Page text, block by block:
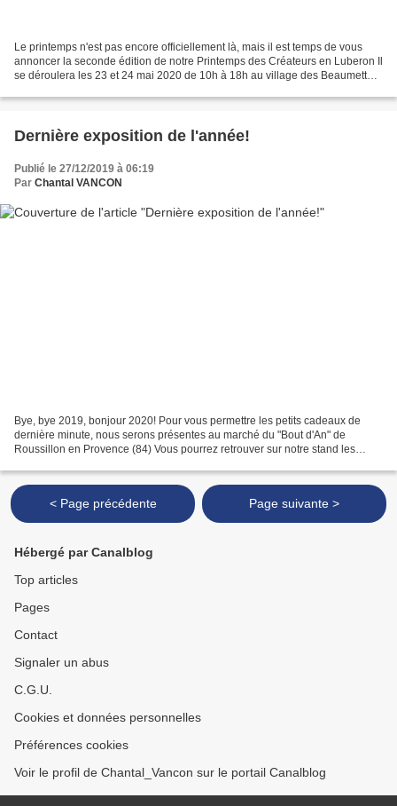
Le printemps n'est pas encore officiellement là, mais il est temps de vous
annoncer la seconde édition de notre Printemps des Créateurs en Luberon Il
se déroulera les 23 et 24 mai 2020 de 10h à 18h au village des Beaumettes
Dernière exposition de l'année!
Publié le 27/12/2019 à 06:19
Par Chantal VANCON
Bye, bye 2019, bonjour 2020! Pour vous permettre les petits cadeaux de
dernière minute, nous serons présentes au marché du "Bout d'An" de
Roussillon en Provence (84) Vous pourrez retrouver sur notre stand les
< Page précédente Page suivante >
Hébergé par Canalblog
Top articles
Pages
Contact
Signaler un abus
C.G.U.
Cookies et données personnelles
Préférences cookies
Voir le profil de Chantal_Vancon sur le portail Canalblog